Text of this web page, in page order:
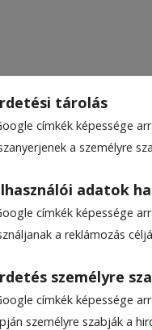
tárolás
címkék képessége
a személyre
adatok
címkék képessége
a reklámozás
személyre
címkék képessége
személyre szabják a
a
óév és kezdődött
a két csapat